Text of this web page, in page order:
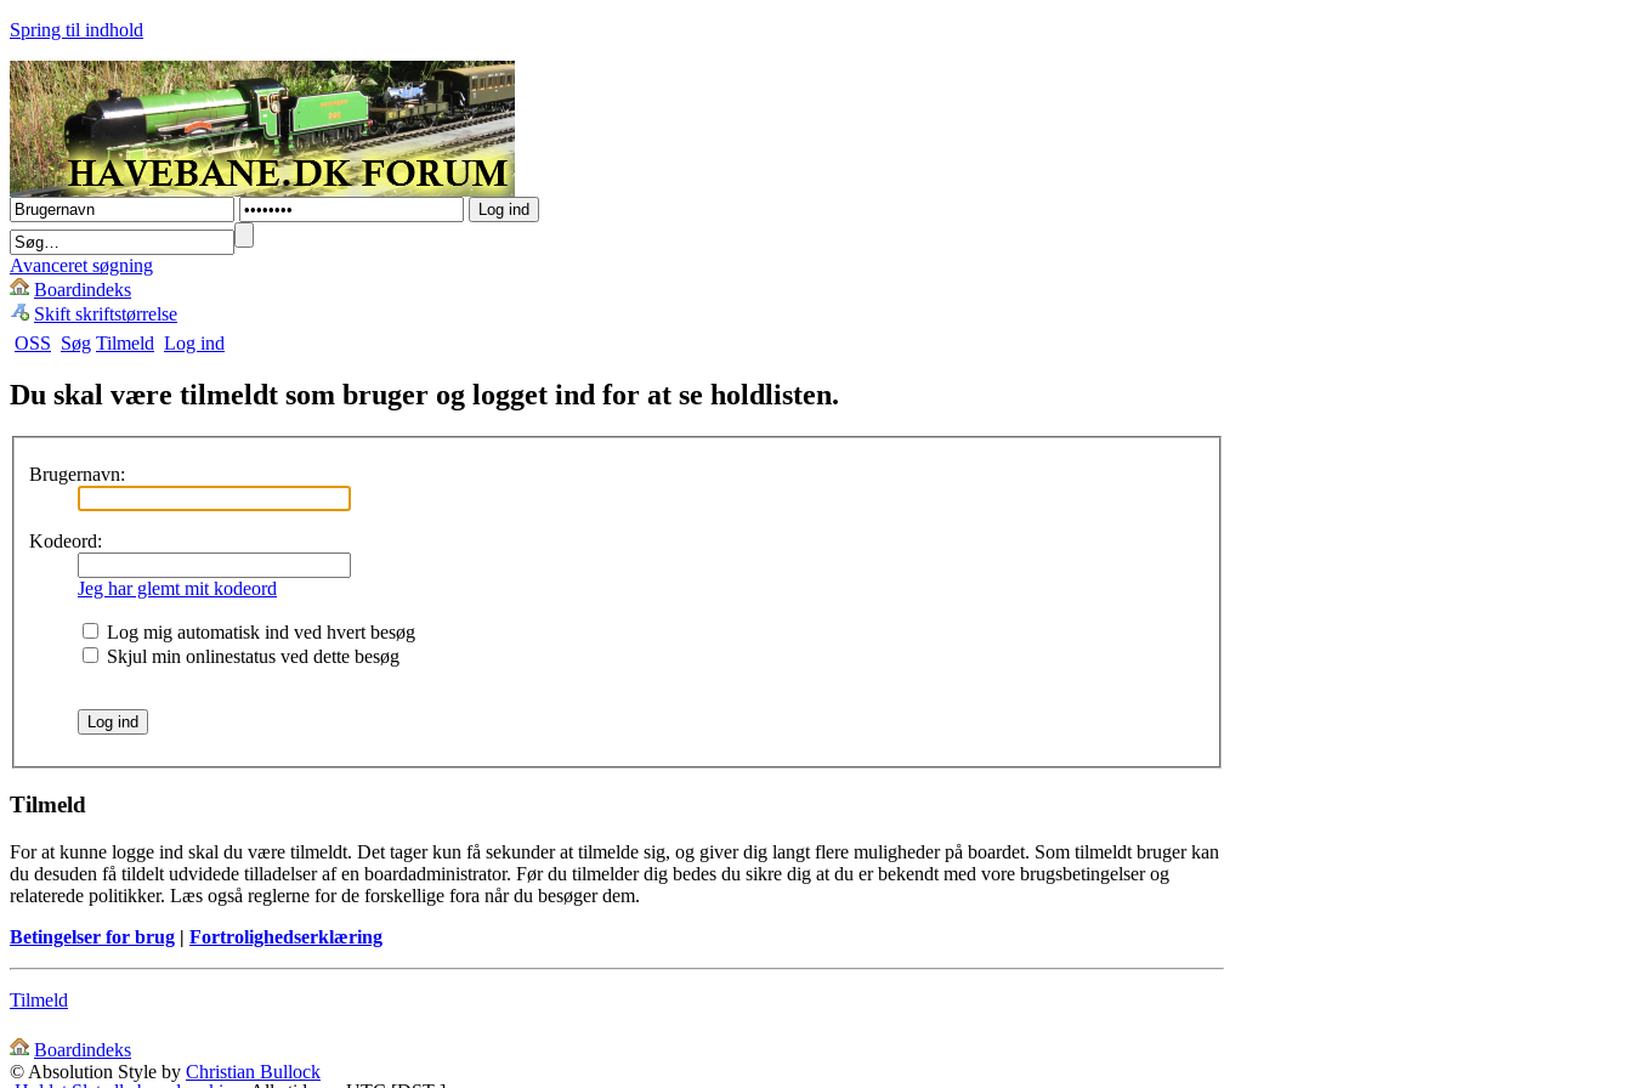
Spring til indhold
Avanceret søgning
Boardindeks
Skift skriftstørrelse
OSS Søg Tilmeld Log ind
Du skal være tilmeldt som bruger og logget ind for at se holdlisten.
Brugernavn:
Kodeord:
Jeg har glemt mit kodeord
Log mig automatisk ind ved hvert besøg
Skjul min onlinestatus ved dette besøg
Tilmeld
For at kunne logge ind skal du være tilmeldt. Det tager kun få sekunder at tilmelde sig, og giver dig langt flere muligheder på boardet. Som tilmeldt bruger kan
du desuden få tildelt udvidede tilladelser af en boardadministrator. Før du tilmelder dig bedes du sikre dig at du er bekendt med vore brugsbetingelser og
relaterede politikker. Læs også reglerne for de forskellige fora når du besøger dem.
Betingelser for brug | Fortrolighedserklæring
Tilmeld
Boardindeks
© Absolution Style by Christian Bullock